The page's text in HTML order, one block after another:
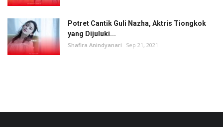
Potret Cantik Guli Nazha, Aktris Tiongkok
yang Dijuluki...
Shafira Anindyanari Sep 21, 2021